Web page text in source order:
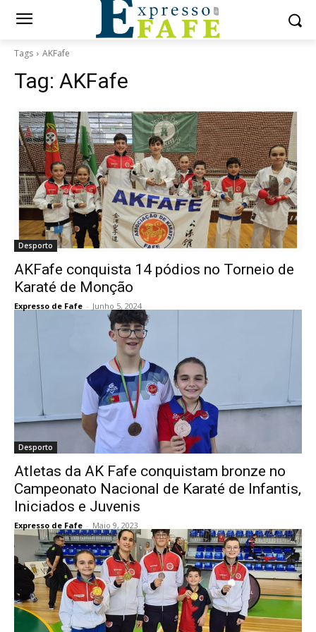
Tags AKFafe
Tag: AKFafe
Desporto
AKFafe conquista 14 pódios no Torneio de
Karaté de Monção
Expresso de Fafe - Junho 5, 2024
Desporto
Atletas da AK Fafe conquistam bronze no
Campeonato Nacional de Karaté de Infantis,
Iniciados e Juvenis
Expresso de Fafe - Maio 9, 2023